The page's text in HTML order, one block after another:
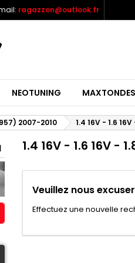
ragazzon@outlook.fr
NEOTUNING
2007-2010 1.4 16V - 1.6
1.4 16V - 1.6 16V -
Veuillez nous
Effectuez une nouvelle